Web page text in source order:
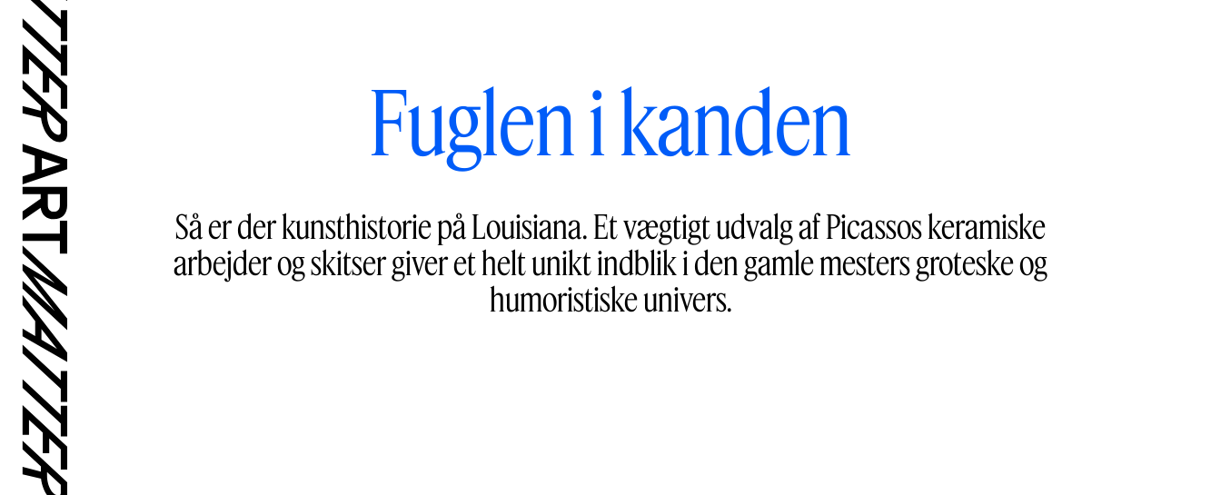
Fuglen i kanden
Så er der kunsthistorie på Louisiana. Et vægtigt udvalg af Picassos keramiske
arbejder og skitser giver et helt unikt indblik i den gamle mesters groteske og
humoristiske univers.